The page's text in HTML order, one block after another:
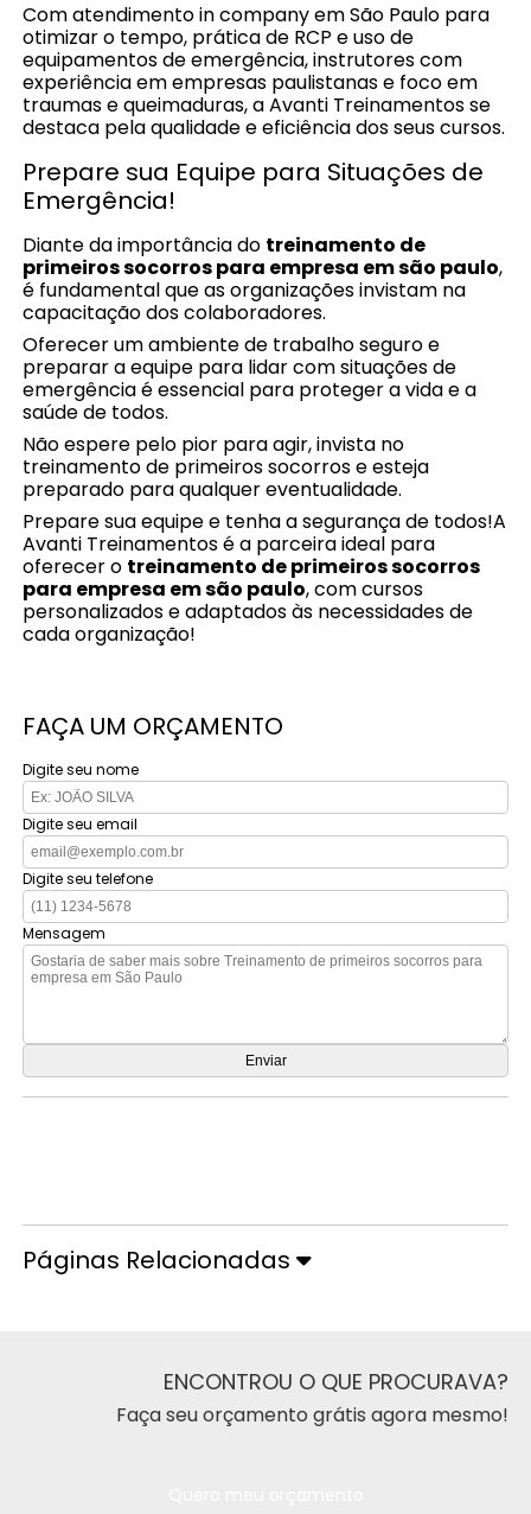
Com atendimento in company em São Paulo para
otimizar o tempo, prática de RCP e uso de
equipamentos de emergência, instrutores com
experiência em empresas paulistanas e foco em
traumas e queimaduras, a Avanti Treinamentos se
destaca pela qualidade e eficiência dos seus cursos.
Prepare sua Equipe para Situações de
Emergência!
Diante da importância do treinamento de
primeiros socorros para empresa em são paulo,
é fundamental que as organizações invistam na
capacitação dos colaboradores.
Oferecer um ambiente de trabalho seguro e
preparar a equipe para lidar com situações de
emergência é essencial para proteger a vida e a
saúde de todos.
Não espere pelo pior para agir, invista no
treinamento de primeiros socorros e esteja
preparado para qualquer eventualidade.
Prepare sua equipe e tenha a segurança de todos!A
Avanti Treinamentos é a parceira ideal para
oferecer o treinamento de primeiros socorros
para empresa em são paulo, com cursos
personalizados e adaptados às necessidades de
cada organização!
FAÇA UM ORÇAMENTO
Digite seu nome
Digite seu email
Digite seu telefone
Mensagem
Páginas Relacionadas
ENCONTROU O QUE PROCURAVA?
Faça seu orçamento grátis agora mesmo!